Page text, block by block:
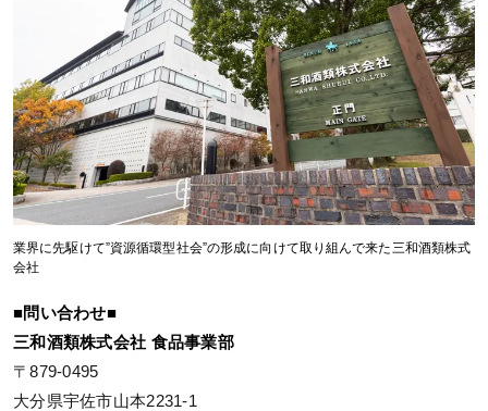
業界に先駆けて”資源循環型社会”の形成に向けて取り組んで来た三和酒類株式
会社
■問い合わせ■
三和酒類株式会社 食品事業部
〒879-0495
大分県宇佐市山本2231-1